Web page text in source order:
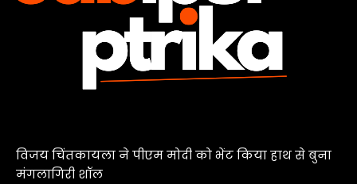
विजय चिंतकायला ने पीएम मोदी को भेंट किया हाथ से बुना
मंगलागिरी शॉल